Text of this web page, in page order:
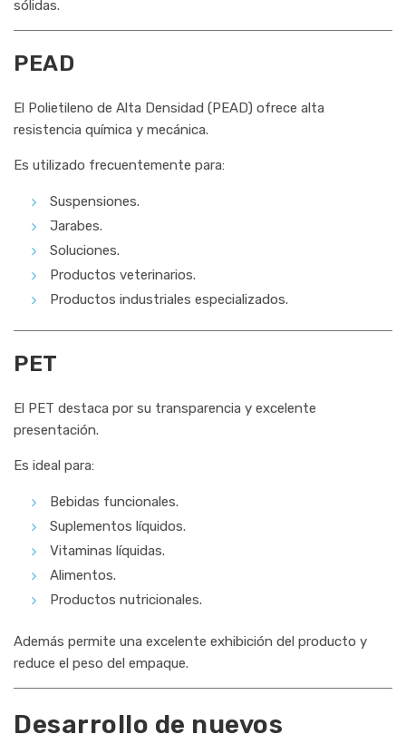
sólidas.
PEAD
El Polietileno de Alta Densidad (PEAD) ofrece alta
resistencia química y mecánica.
Es utilizado frecuentemente para:
Suspensiones.
Jarabes.
Soluciones.
Productos veterinarios.
Productos industriales especializados.
PET
El PET destaca por su transparencia y excelente
presentación.
Es ideal para:
Bebidas funcionales.
Suplementos líquidos.
Vitaminas líquidas.
Alimentos.
Productos nutricionales.
Además permite una excelente exhibición del producto y
reduce el peso del empaque.
Desarrollo de nuevos